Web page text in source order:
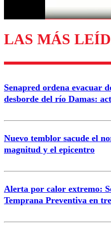
LAS MÁS
Senapred ordena evacuar
desborde del río Damas:
Nuevo temblor sacude el
magnitud y el epicentro
Alerta por calor extremo:
Temprana Preventiva en